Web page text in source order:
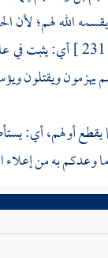
الله لهم؛ لأن
أي: يثبت في
يهزمون
أولهم، أي:
وعدكم به من